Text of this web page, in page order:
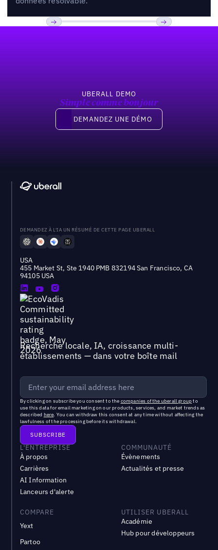
UBERALL DEMO
Simple comme bonjour
Demandez une démo
DEMANDEZ UNE DÉMO
DEMANDEZ À L'IA UN RÉSUMÉ DE CETTE PAGE UBERALL
USA
455 Market St, Ste 1940 PMB 832194 San Francisco, CA
94105 USA
Recherche locale, IA, croissance multi-
établissements — dans votre boîte mail
By clicking on subscribe you consent to the companies of the uberall groupto
use this data for email marketing on our products, services, and market trends as
described here. You can withdraw this consent at any time without affecting the
lawfulness of the processing before its withdrawal.
L'ENTREPRISE
À propos
Carrières
AI Information
Lanceurs d'alerte
COMMUNAUTÉ
Évènements
Actualités et presse
COMPARE
Yext
Partoo
UTILISER UBERALL
Académie
Hub pour développeurs